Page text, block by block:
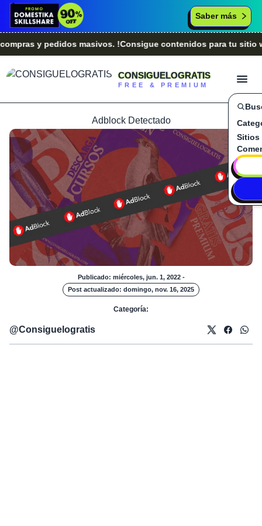
Saber más
y pedidos masivos. !Consigue contenidos para tu sitio
CONSIGUELOGRATIS
FREE & PREMIUM
Sitios
Adblock Detectado
Publicado: miércoles, jun. 1, 2022 -
Post actualizado: domingo, nov. 16, 2025
Categoría:
@Consiguelogratis